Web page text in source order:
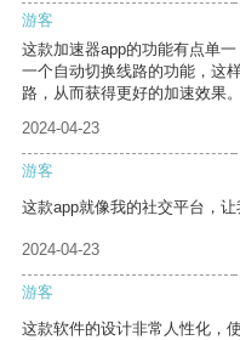
游客
这款加速器app的功能有点单
一个自动切换线路的功能，这
路，从而获得更好的加速效果。
2024-04-23
游客
这款app就像我的社交平台，
2024-04-23
游客
这款软件的设计非常人性化，